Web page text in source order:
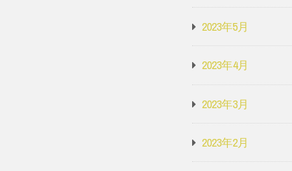
2023年5月
2023年4月
2023年3月
2023年2月